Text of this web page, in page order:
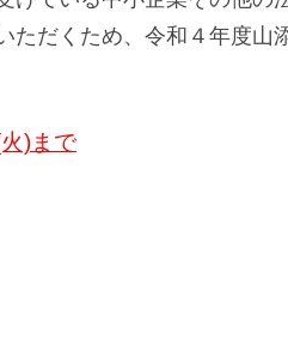
だくため、令和４年度山
)まで